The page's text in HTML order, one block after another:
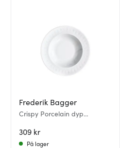
Frederik Bagger
Crispy Porcelain dyp
309 kr
På lager